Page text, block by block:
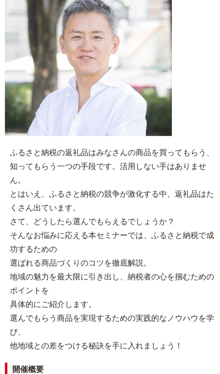
ふるさと納税の返礼品はみなさんの商品を買ってもらう、
知ってもらう一つの手段です。活用しない手はありませ
ん。
とはいえ、ふるさと納税の競争が激化する中、返礼品はた
くさん出ています。
さて、どうしたら選んでもらえるでしょうか？
そんなお悩みに応える本セミナーでは、ふるさと納税で成
功するための
選ばれる商品づくりのコツを徹底解説。
地域の魅力を最大限に引き出し、納税者の心を掴むための
ポイントを
具体的にご紹介します。
選んでもらう商品を実現するための実践的なノウハウを学
び、
他地域との差をつける秘訣を手に入れましょう！
開催概要